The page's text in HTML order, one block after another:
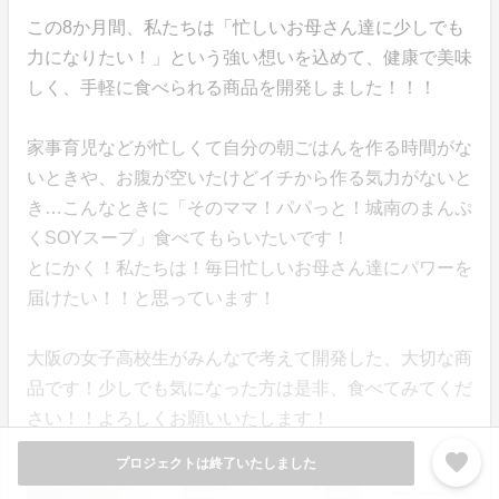
プロジェクトは終了いたしました favorite
この8か月間、私たちは「忙しいお母さん達に少しでも
力になりたい！」という強い想いを込めて、健康で美味
しく、手軽に食べられる商品を開発しました！！！
家事育児などが忙しくて自分の朝ごはんを作る時間がな
いときや、お腹が空いたけどイチから作る気力がないと
き…こんなときに「そのママ！パパっと！城南のまんぷ
くSOYスープ」食べてもらいたいです！
とにかく！私たちは！毎日忙しいお母さん達にパワーを
届けたい！！と思っています！
大阪の女子高校生がみんなで考えて開発した、大切な商
品です！少しでも気になった方は是非、食べてみてくだ
さい！！よろしくお願いいたします！